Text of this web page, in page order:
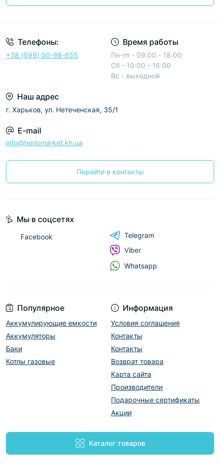
Телефоны:
+38 (099) 00-99-655
Время работы
Пн-пт - 09:00 - 18:00
Сб - 10:00 - 16:00
Вс - выходной
Наш адрес
г. Харьков, ул. Нетеченская, 35/1
E-mail
info@teplomarket.kh.ua
Перейти в контакты
Популярное
Аккумулирующие емкости
Аккумуляторы
Баки
Котлы газовые
Информация
Условия соглашения
Контакты
Контакты
Возврат товара
Карта сайта
Производители
Подарочные сертификаты
Акции
Каталог товаров
Мы в соцсетях
Facebook
Telegram
Viber
Whatsapp